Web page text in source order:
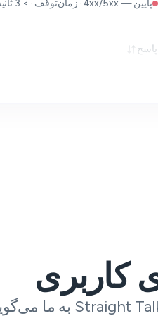
پایین — 4xx/5xx · زمان‌توقف · > 3 ثانیه
پاسخ
کاربری